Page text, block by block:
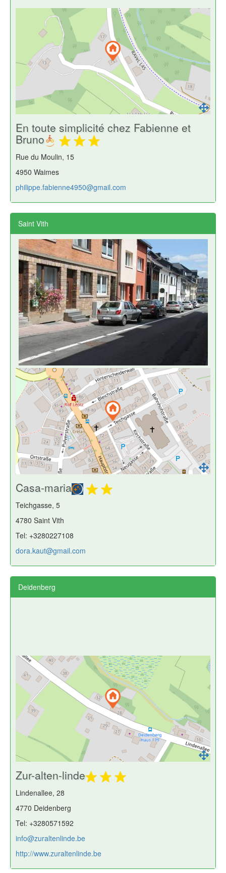
En toute simplicité chez Fabienne et
Bruno
Rue du Moulin, 15
4950 Waimes
philippe.fabienne4950@gmail.com
Saint Vith
Casa-maria
Teichgasse, 5
4780 Saint Vith
Tel: +3280227108
dora.kaut@gmail.com
Deidenberg
Zur-alten-linde
Lindenallee, 28
4770 Deidenberg
Tel: +3280571592
info@zuraltenlinde.be
http://www.zuraltenlinde.be